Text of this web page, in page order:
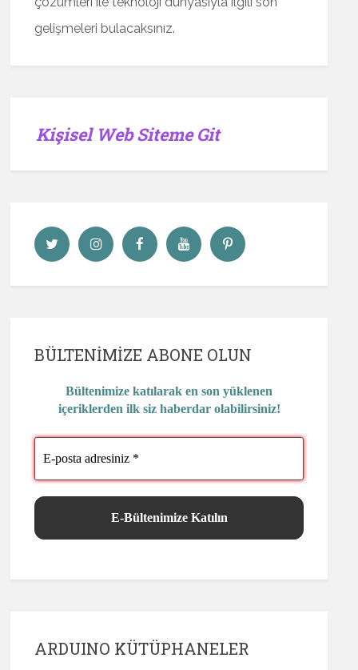
gelişmeleri bulacaksınız.
Kişisel Web Siteme Git
BÜLTENIMIZE ABONE OLUN
Bültenimize katılarak en son yüklenen
içeriklerden ilk siz haberdar olabilirsiniz!
ARDUINO KÜTÜPHANELER